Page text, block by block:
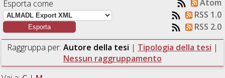
Esporta come
Atom
RSS 1.0
RSS 2.0
Raggruppa per: Autore della tesi | Tipologia della tesi |
Nessun raggruppamento